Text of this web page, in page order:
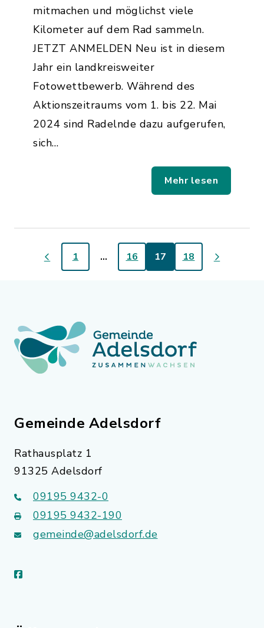
mitmachen und möglichst viele
Kilometer auf dem Rad sammeln.
JETZT ANMELDEN Neu ist in diesem
Jahr ein landkreisweiter
Fotowettbewerb. Während des
Aktionszeitraums vom 1. bis 22. Mai
2024 sind Radelnde dazu aufgerufen,
sich…
Mehr lesen
1 … 16 17 18
Gemeinde Adelsdorf
Rathausplatz 1
91325 Adelsdorf
09195 9432-0
09195 9432-190
gemeinde@adelsdorf.de
facebook